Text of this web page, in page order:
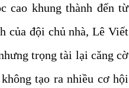
cao khung thành đến từ
của đội chủ nhà, Lê Viết
trọng tài lại căng cờ
tạo ra nhiều cơ hội